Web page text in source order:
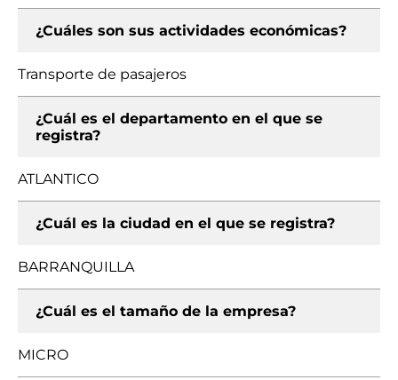
¿Cuáles son sus actividades económicas?
Transporte de pasajeros
¿Cuál es el departamento en el que se
registra?
ATLANTICO
¿Cuál es la ciudad en el que se registra?
BARRANQUILLA
¿Cuál es el tamaño de la empresa?
MICRO